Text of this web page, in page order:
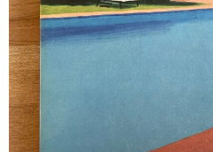
New Arrivals
新譜
GG RECORD （当店のレーベル）
全商品